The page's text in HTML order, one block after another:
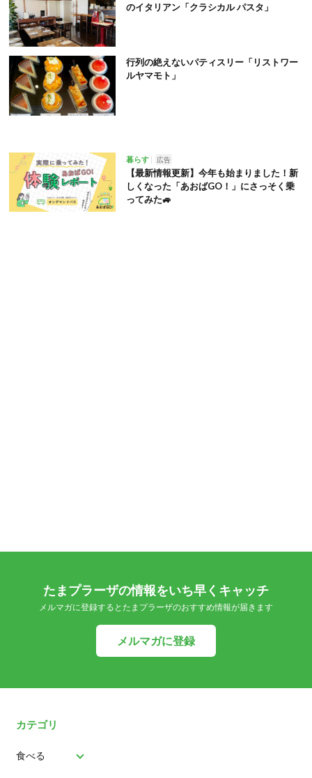
のイタリアン「クラシカル パスタ」
行列の絶えないパティスリー「リストワー
ルヤマモト」
暮らす 広告
【最新情報更新】今年も始まりました！新
しくなった「あおばGO！」にさっそく乗
ってみた🚙
たまプラーザの情報をいち早くキャッチ
メルマガに登録するとたまプラーザのおすすめ情報が届きます
メルマガに登録
カテゴリ
食べる